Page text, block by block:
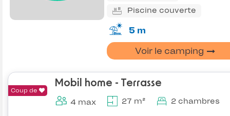
Piscine couverte
5 m
Voir le camping
Coup de
Mobil home - Terrasse
4 max 27 m² 2 chambres